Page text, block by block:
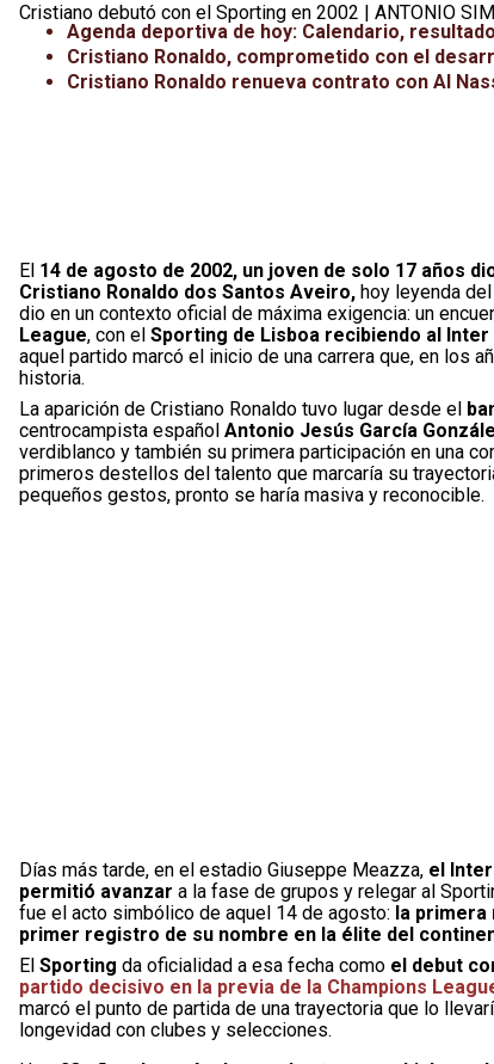
Cristiano debutó con el Sporting en 2002 | ANTONIO
Agenda deportiva de hoy: Calendario,
Cristiano Ronaldo, comprometido con el
Cristiano Ronaldo renueva contrato con Al
El 14 de agosto de 2002, un joven de solo 17 años
Cristiano Ronaldo dos Santos Aveiro, hoy leyenda
dio en un contexto oficial de máxima exigencia: un
League, con el Sporting de Lisboa recibiendo al Inter
aquel partido marcó el inicio de una carrera que, en los
historia.
La aparición de Cristiano Ronaldo tuvo lugar desde el
centrocampista español Antonio Jesús García
verdiblanco y también su primera participación en una
primeros destellos del talento que marcaría su
pequeños gestos, pronto se haría masiva y reconocible.
Días más tarde, en el estadio Giuseppe Meazza, el
permitió avanzar a la fase de grupos y relegar al
fue el acto simbólico de aquel 14 de agosto: la
primer registro de su nombre en la élite del
El Sporting da oficialidad a esa fecha como el debut
partido decisivo en la previa de la Champions
marcó el punto de partida de una trayectoria que lo
longevidad con clubes y selecciones.